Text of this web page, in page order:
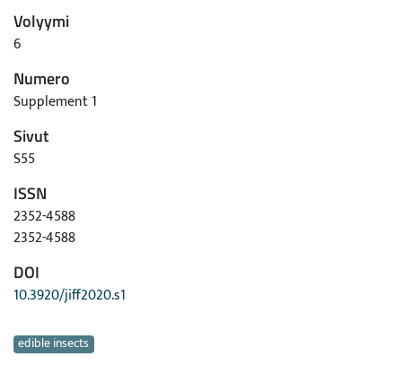
Volyymi
6
Numero
Supplement 1
Sivut
S55
ISSN
2352-4588
2352-4588
DOI
10.3920/jiff2020.s1
Avainsanat
edible insects